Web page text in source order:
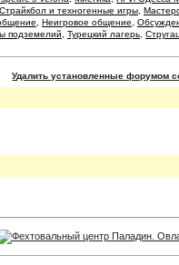
Страйкбол и техногенные игры
Неигровое общение
подземелий Турецкий лагерь
Удалить установленные форумом